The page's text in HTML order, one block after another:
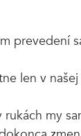
prevedení
len v
my